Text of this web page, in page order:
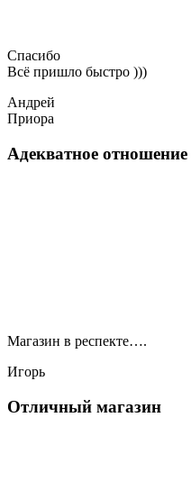
Спасибо
Всё пришло быстро )))
Андрей
Приора
Адекватное
Магазин в респекте….
Игорь
Отличный магазин